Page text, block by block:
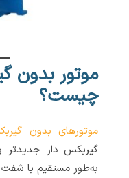
موتور بدون
چیست؟
موتورهای بدون
گیربکس دار جدیدتر
به‌طور مستقیم با